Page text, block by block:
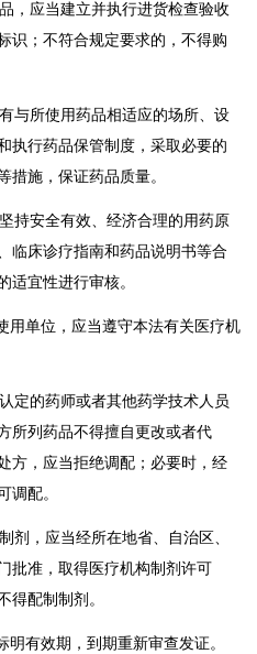
，应当建立并执行进货检查验收
识；不符合规定要求的，不得购
与所使用药品相适应的场所、设
执行药品保管制度，采取必要的
措施，保证药品质量。
持安全有效、经济合理的用药原
临床诊疗指南和药品说明书等合
适宜性进行审核。
用单位，应当遵守本法有关医疗机
定的药师或者其他药学技术人员
所列药品不得擅自更改或者代
方，应当拒绝调配；必要时，经
调配。
剂，应当经所在地省、自治区、
批准，取得医疗机构制剂许可
得配制制剂。
明有效期，到期重新审查发证。